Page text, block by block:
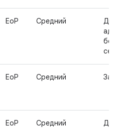
EoP Средний
EoP Средний
EoP Средний